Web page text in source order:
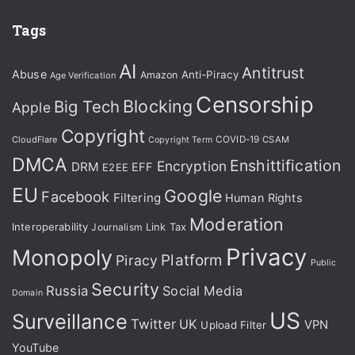
Tags
Abuse Age Verification AI Amazon Anti-Piracy Antitrust
Apple Big Tech Blocking Censorship
CloudFlare Copyright Copyright Term COVID-19 CSAM
DMCA DRM E2EE EFF Encryption Enshittification
EU Facebook Filtering Google Human Rights
Interoperability Journalism Link Tax Moderation
Monopoly Piracy Platform Privacy Public
Domain Russia Security Social Media
Surveillance Twitter UK Upload Filter US VPN
YouTube